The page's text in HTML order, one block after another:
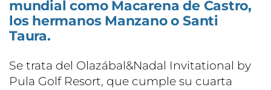
mundial como Macarena de Castro,
los hermanos Manzano o Santi
Taura.
Se trata del Olazábal&Nadal Invitational by
Pula Golf Resort, que cumple su cuarta